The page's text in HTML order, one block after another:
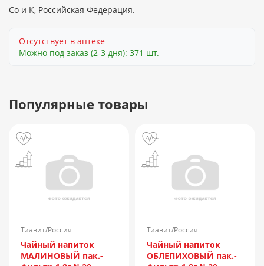
Со и К, Российская Федерация.
Отсутствует в аптеке
Можно под заказ (2-3 дня): 371 шт.
Популярные товары
Тиавит/Россия
Чайный напиток
МАЛИНОВЫЙ пак.-
Тиавит/Россия
Чайный напиток
ОБЛЕПИХОВЫЙ пак.-